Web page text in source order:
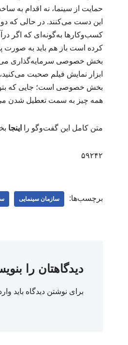
حمایت از سینما، نه اقدام به
بخش خصوصی سرمایه‌گذاری
ابزار نمایش فیلم صحبت
بخش خصوصی است؛ جایی که بتواند
همه چیز به سمت تعطیل شدن
متن کامل این گفت‌وگو را اینجا
۵۹۲۴۲
برچسب‌ها: سازمان سینمایی
دیدگاهتان را
برای نوشتن دیدگاه باید